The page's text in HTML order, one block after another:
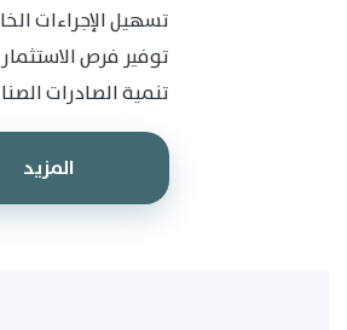
تسهيل الإجراءات
توفير فرص
تنمية الصادرات
المزيد